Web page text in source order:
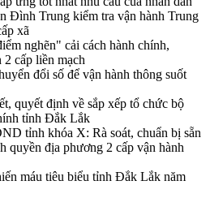
Đình Trung kiểm tra vận hành Trung
xã
nghẽn" cải cách hành chính,
cấp liền mạch
đổi số để vận hành thông suốt
quyết định về sắp xếp tổ chức bộ
tỉnh Đắk Lắk
tỉnh khóa X: Rà soát, chuẩn bị sẵn
quyền địa phương 2 cấp vận hành
máu tiêu biểu tỉnh Đắk Lắk năm